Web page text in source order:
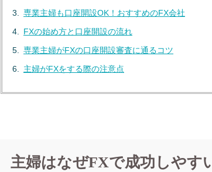
専業主婦も口座開設OK！おすすめのFX会社
FXの始め方と口座開設の流れ
専業主婦がFXの口座開設審査に通るコツ
主婦がFXをする際の注意点
主婦はなぜFXで成功しやす